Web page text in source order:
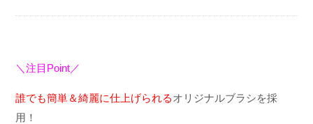
＼注目Point／
誰でも簡単＆綺麗に仕上げられるオリジナルブラシを採
用！